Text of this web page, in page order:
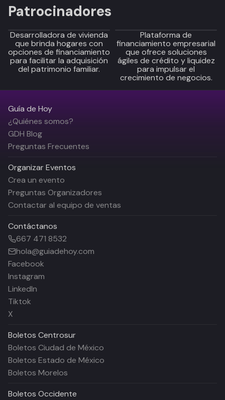
Patrocinadores
Desarrolladora de vivienda
que brinda hogares con
opciones de financiamiento
para facilitar la adquisición
del patrimonio familiar.
Plataforma de
financiamiento empresarial
que ofrece soluciones
ágiles de crédito y liquidez
para impulsar el
crecimiento de negocios.
Guía de Hoy
¿Quiénes somos?
GDH Blog
Preguntas Frecuentes
Organizar Eventos
Crea un evento
Preguntas Organizadores
Contactar al equipo de ventas
Contáctanos
667 471 8532
hola@guiadehoy.com
Facebook
Instagram
LinkedIn
Tiktok
X
Boletos Centrosur
Boletos Ciudad de México
Boletos Estado de México
Boletos Morelos
Boletos Occidente